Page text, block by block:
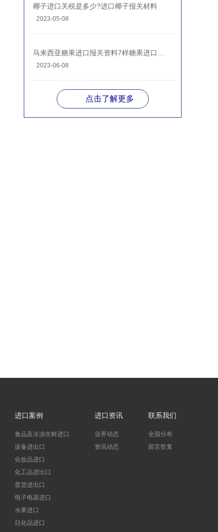
椰子进口关税是多少?进口椰子报关材料
2023-05-08
2023-06-08
点击了解更多
进口案例
食品及冷冻生鲜进口
设备进出口
化妆品进口
化工品进出口
普货进出口
电子电器进口
水果进口
日化品进口
进口资讯
业界动态
资讯动态
联系我们
全国分布
留言答复